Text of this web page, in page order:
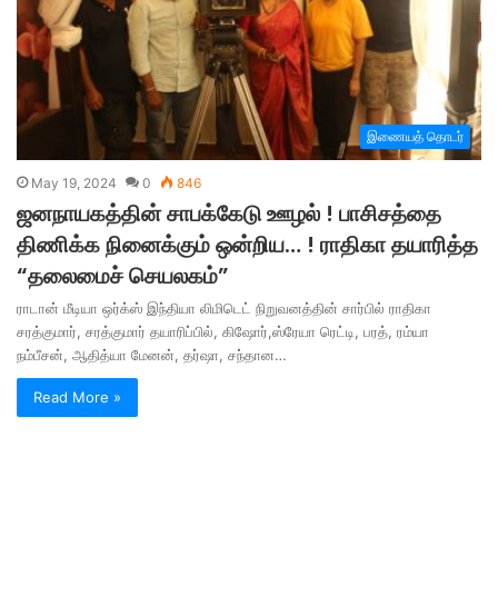
இணையத் தொடர்
May 19, 2024 0 846
ஜனநாயகத்தின் சாபக்கேடு ஊழல் ! பாசிசத்தை
திணிக்க நினைக்கும் ஒன்றிய… ! ராதிகா தயாரித்த
“தலைமைச் செயலகம்”
ராடான் மீடியா ஒர்க்ஸ் இந்தியா லிமிடெட் நிறுவனத்தின் சார்பில் ராதிகா
சரத்குமார், சரத்குமார் தயாரிப்பில், கிஷோர்,ஸ்ரேயா ரெட்டி, பரத், ரம்யா
நம்பீசன், ஆதித்யா மேனன், தர்ஷா, சந்தான…
Read More »